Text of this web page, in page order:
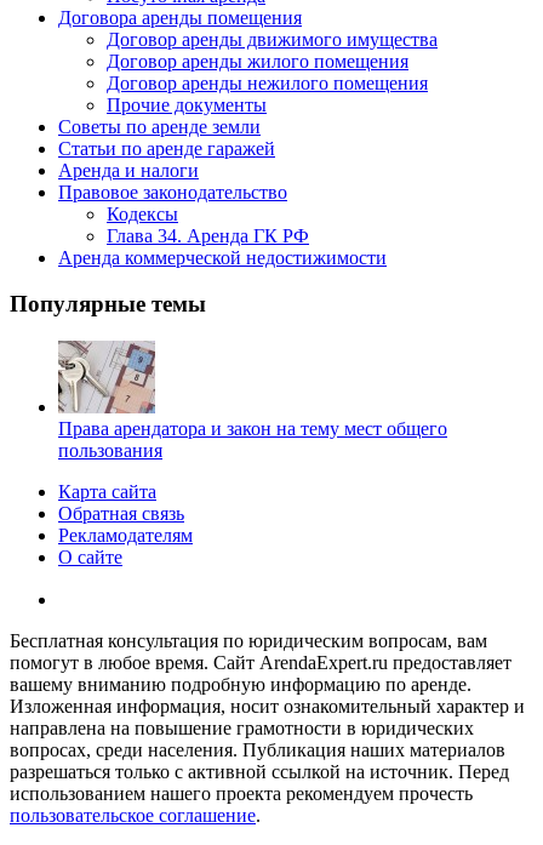
Договора аренды помещения
Договор аренды движимого имущества
Договор аренды жилого помещения
Договор аренды нежилого помещения
Прочие документы
Советы по аренде земли
Статьи по аренде гаражей
Аренда и налоги
Правовое законодательство
Кодексы
Глава 34. Аренда ГК РФ
Аренда коммерческой недостижимости
Популярные темы
Права арендатора и закон на тему мест общего
пользования
Карта сайта
Обратная связь
Рекламодателям
О сайте
Бесплатная консультация по юридическим вопросам, вам
помогут в любое время. Сайт ArendaExpert.ru предоставляет
вашему вниманию подробную информацию по аренде.
Изложенная информация, носит ознакомительный характер и
направлена на повышение грамотности в юридических
вопросах, среди населения. Публикация наших материалов
разрешаться только с активной ссылкой на источник. Перед
использованием нашего проекта рекомендуем прочесть
пользовательское соглашение.